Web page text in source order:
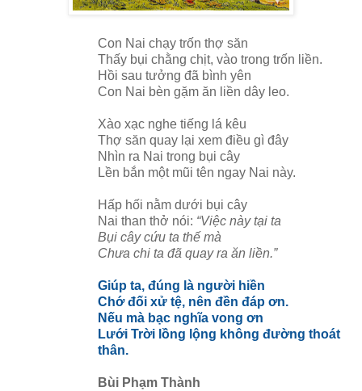
Con Nai chạy trốn thợ săn
Thấy bụi chằng chịt, vào trong trốn liền.
Hồi sau tưởng đã bình yên
Con Nai bèn gặm ăn liền dây leo.
Xào xạc nghe tiếng lá kêu
Thợ săn quay lại xem điều gì đây
Nhìn ra Nai trong bụi cây
Lền bắn một mũi tên ngay Nai này.
Hấp hối nằm dưới bụi cây
Nai than thở nói: “Việc này tại ta
Bụi cây cứu ta thế mà
Chưa chi ta đã quay ra ăn liền.”
Giúp ta, đúng là người hiền
Chớ đối xử tệ, nên đền đáp ơn.
Nếu mà bạc nghĩa vong ơn
Lưới Trời lồng lộng không đường thoát
thân.
Bùi Phạm Thành